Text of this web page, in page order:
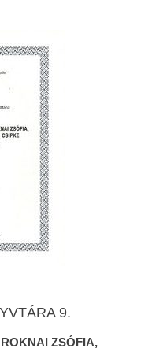
9.
ZSÓFIA,